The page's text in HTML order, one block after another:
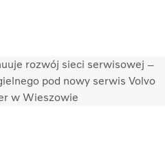
Zaloguj sięPolska
rozwój sieci serwisowej –
pod nowy serwis Volvo
w Wieszowie